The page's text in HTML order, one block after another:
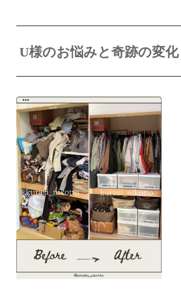
U様のお悩みと奇跡の変化